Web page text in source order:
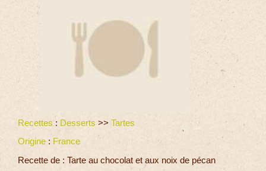
Recettes : Desserts >> Tartes
Origine : France
Recette de : Tarte au chocolat et aux noix de pécan